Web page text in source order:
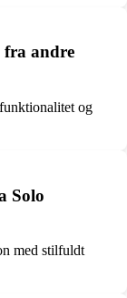
andre
og
Solo
med stilfuldt